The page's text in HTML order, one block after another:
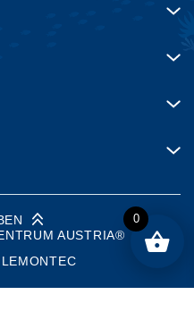
AUSTRIA®
LEMONTEC
0